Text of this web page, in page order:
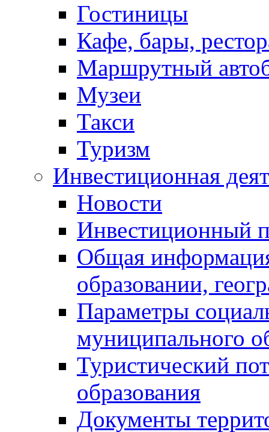
Гостиницы
Кафе, бары,
Маршрутный
Музеи
Такси
Туризм
Инвестиционная
Новости
Инвестиционный
Общая
образовании,
Параметры
муниципального
Туристический
образования
Документы